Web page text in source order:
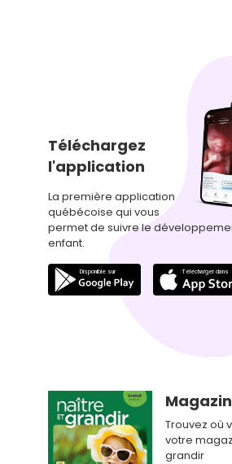
Téléchargez
l'application
La première application
québécoise qui vous
permet de suivre le
enfant.
Trouvez où
votre
grandir